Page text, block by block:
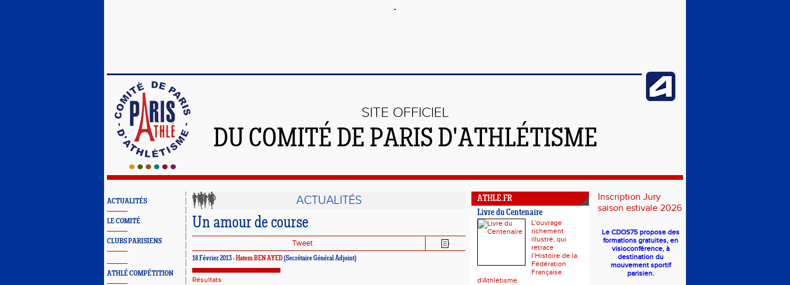
SITE OFFICIEL
DU COMITÉ DE PARIS D'ATHLÉTISME
ACTUALITÉS
LE COMITÉ
CLUBS PARISIENS
ATHLÉ COMPÉTITION
ACTUALITÉS
Un amour de course
Tweet
18 Février 2013 -Hatem BEN AYED(Secrétaire Général Adjoint)
Résultats
ATHLE.FR
Livre du Centenaire
L'ouvrage
richement
illustré, qui
retrace
l’Histoire de la
Fédération
Française
d'Athlétisme.
Inscription Jury
saison estivale 2026
Le CDOS75 propose des
formations gratuites, en
visioconférence, à
destination du
mouvement sportif
parisien.